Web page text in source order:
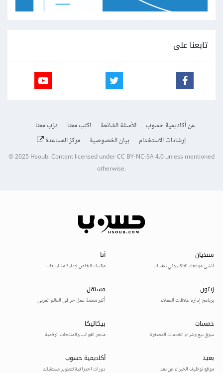
تابعنا على
عن أكاديمية حسوب الأسئلة الشائعة اكتب معنا
درّب معنا
إرشادات الاستخدام
بيان الخصوصية مركز المساعدة
© 2025Hsoub.Content licensed underCC BY-NC-SA 4.0unless mentioned
otherwise.